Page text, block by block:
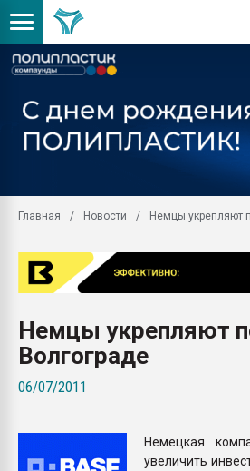
Главная Новости Немцы укрепляют
Немцы укрепляют
Волгограде
06/07/2011
Немецкая
увеличить